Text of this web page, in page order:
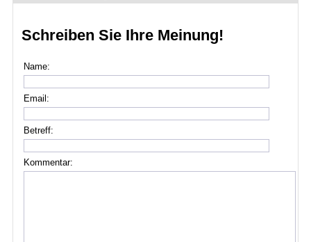
Schreiben Sie Ihre Meinung!
Name:
Email:
Betreff:
Kommentar: